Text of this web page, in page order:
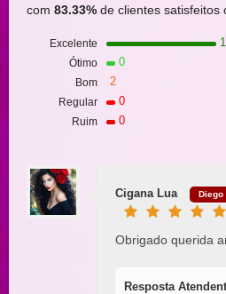
com 83.33% de clientes satisfeitos
Excelente
Ótimo 0
Bom 2
Regular 0
Ruim 0
Cigana Lua Diego
Obrigado querida
Resposta